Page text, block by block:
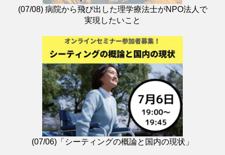
(07/08) 病院から飛び出した理学療法士がNPO法人で
実現したいこと
(07/06)「シーティングの概論と国内の現状」